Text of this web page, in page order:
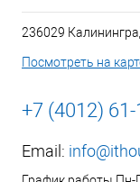
236029
Посмотреть на
+7 (4012)
Email: